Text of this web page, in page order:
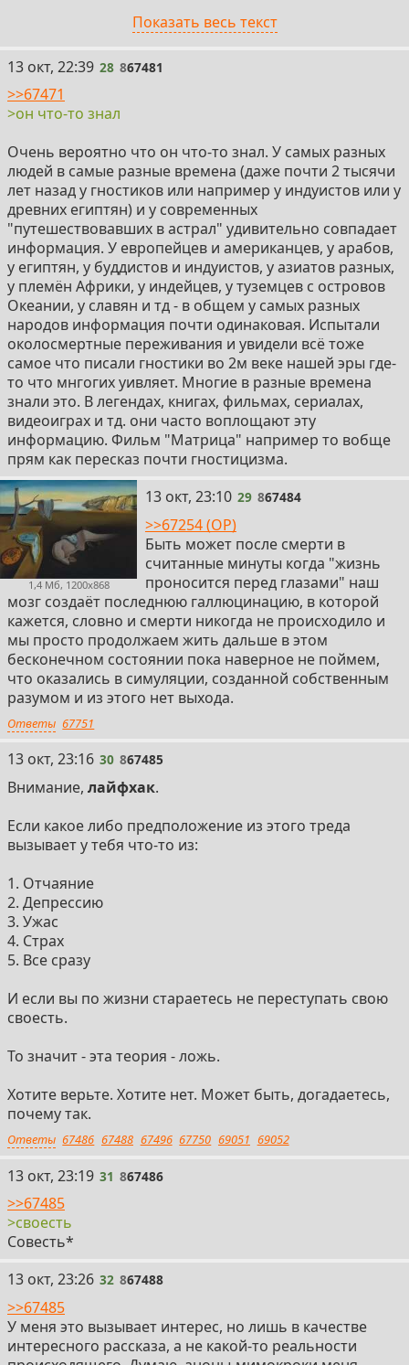
то что в книгах Мкайкла Ньютона правда, но он сам
вовсе не хороших как он считал. Они изо всех сил
помешаны на ней что очень подозрительно.
4) Remote Viewers. Дальновидцы или как правильно
переводится. Это которые как в проекте ЦРУ Stargate.
Тогда их использовали в основном чтобы шпионить
за совком (во времена холодной войны). Узнали что
Земля что-то вроде тюремной планеты, а физический
мир является искусственно созданной симуляцией. То
что физический мир это симуляция узнали похоже
что все, у всех одинаковая информация.
https://www.youtube.com/watch?v=QBpuorUxuSM
https://www.youtube.com/watch?v=lfHzVyRx3i4
https://www.youtube.com/watch?v=K1UJOZ9SQl4
https://www.youtube.com/watch?v=XxwwIZTjLoY
https://www.youtube.com/watch?v=R0W371qMaAI
отправляют в новое тело. Иногда, очень редко
блокируют такие воспоминания) вспоминают в
рассказах об околосмертных переживаниях как
именно блокируется память для нового воплощения
и эта процедура и вобще вся информация что они
рассказывают очень неприятная, вызывает ужас и
депрессию.
>Получаются животные тоже находятся в нечто
подобном клетке для сознания?
Говорят что животных, растений, грибов, бактерий,
блох и всего вобще (даже у планеты) есть как бы душа
(только они другие). Часто у них как сеть, как
коллективное сознание + сохраняется одновременно
индивидуальное сознание. Кто-то говорит что может
человек воплощаться в телах животных потому что
ведь мир симуляция, как видеоигра, а в видеоиграх
можно играть за кого угодно. Говорят что многие из
людей жили прошлые жизни на других планетах в том
числе в телах разных инопланетян. Интересны
воспоминания в регрессивном гипнозе о прошлых
жизнях на других планетах: там кучи разных рас как в
Стар Треке (на него больше всего похоже), какие-то
энергетические/эфирные формы жизни без
физических мясных тел, жизнь в телах роботов и ИИ,
жизнь как какие-то инопланетные разумные
растения, кто-то даже вспоминал прошлую жизнь в
теле "демона" рогатого прям как обычно их рисуют.
Показать весь текст
28
13 окт, 22:39 28 867481
>>67471
>он что-то знал
Очень вероятно что он что-то знал. У самых разных
людей в самые разные времена (даже почти 2 тысячи
лет назад у гностиков или например у индуистов или у
древних египтян) и у современных
"путешествовавших в астрал" удивительно совпадает
информация. У европейцев и американцев, у арабов,
у египтян, у буддистов и индуистов, у азиатов разных,
у племён Африки, у индейцев, у туземцев с островов
Океании, у славян и тд - в общем у самых разных
народов информация почти одинаковая. Испытали
околосмертные переживания и увидели всё тоже
самое что писали гностики во 2м веке нашей эры где-
то что мнгогих уивляет. Многие в разные времена
знали это. В легендах, книгах, фильмах, сериалах,
видеоиграх и тд. они часто воплощают эту
информацию. Фильм "Матрица" например то вобще
прям как пересказ почти гностицизма.
1,4 Мб, 1200x868
29
13 окт, 23:10 29 867484
>>67254 (OP)
Быть может после смерти в
считанные минуты когда "жизнь
проносится перед глазами" наш
мозг создаёт последнюю галлюцинацию, в которой
кажется, словно и смерти никогда не происходило и
мы просто продолжаем жить дальше в этом
бесконечном состоянии пока наверное не поймем,
что оказались в симуляции, созданной собственным
разумом и из этого нет выхода.
Ответы 67751
30
13 окт, 23:16 30 867485
Внимание, лайфхак.
Если какое либо предположение из этого треда
вызывает у тебя что-то из:
1. Отчаяние
2. Депрессию
3. Ужас
4. Страх
5. Все сразу
И если вы по жизни стараетесь не переступать свою
своесть.
То значит - эта теория - ложь.
Хотите верьте. Хотите нет. Может быть, догадаетесь,
почему так.
Ответы 67486 67488 67496 67750 69051 69052
31
13 окт, 23:19 31 867486
>>67485
>своесть
Совесть*
32
13 окт, 23:26 32 867488
>>67485
У меня это вызывает интерес, но лишь в качестве
интересного рассказа, а не какой-то реальности